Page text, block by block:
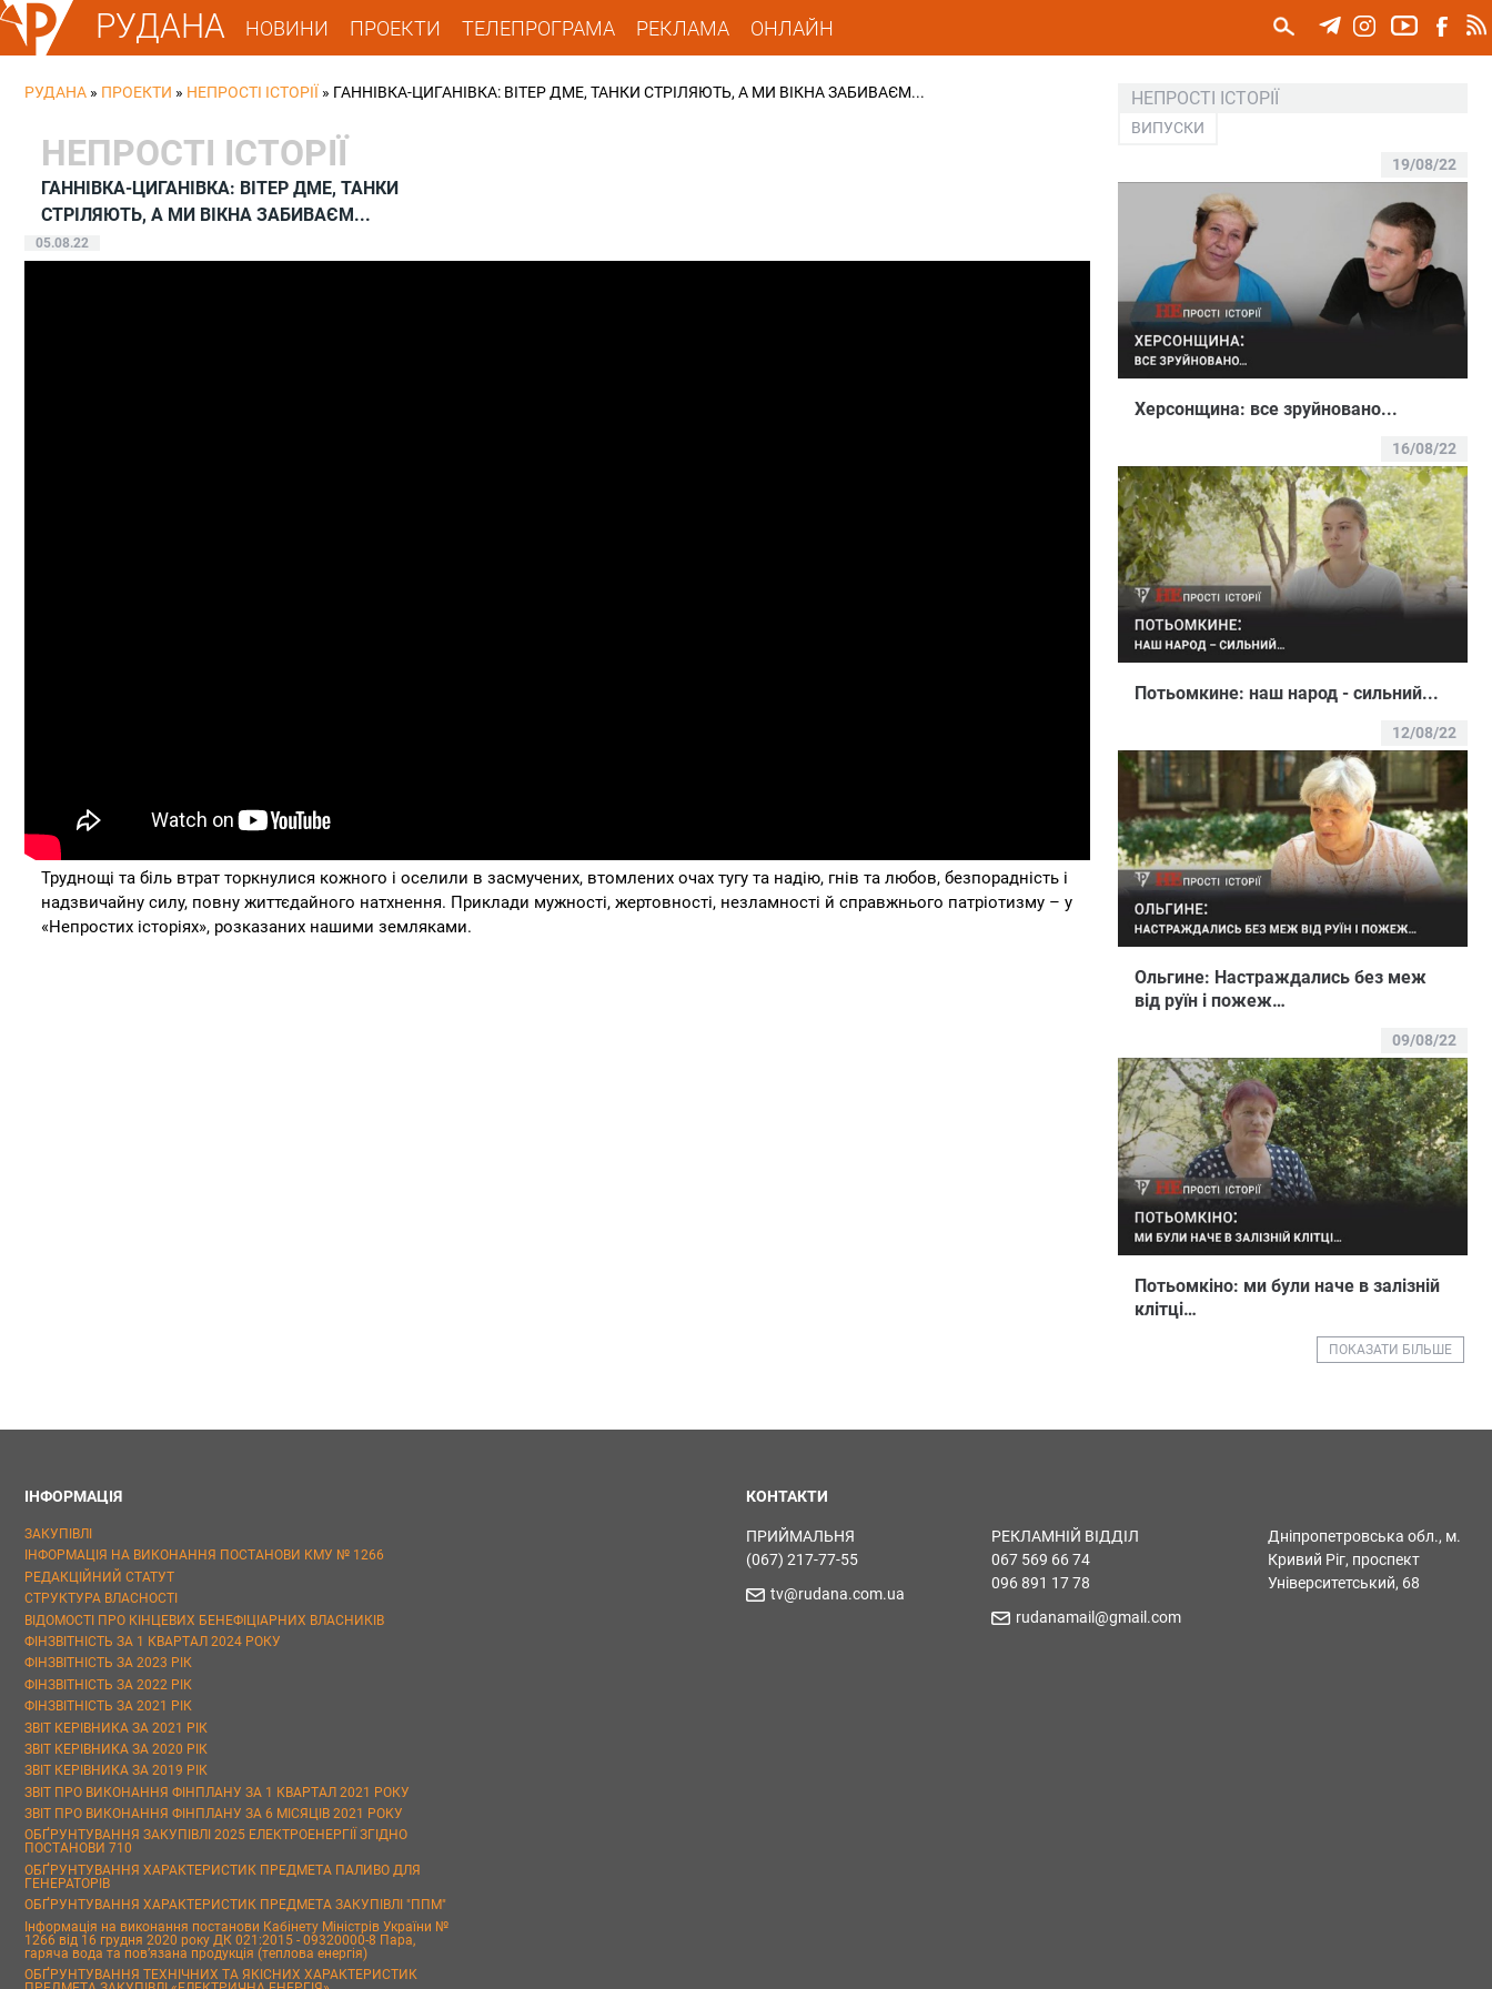
РУДАНА НОВИНИ ПРОЕКТИ ТЕЛЕПРОГРАМА РЕКЛАМА ОНЛАЙН
РУДАНА » ПРОЕКТИ » НЕПРОСТІ ІСТОРІЇ » ГАННІВКА-ЦИГАНІВКА: ВІТЕР ДМЕ, ТАНКИ СТРІЛЯЮТЬ, А МИ ВІКНА ЗАБИВАЄМ...
НЕПРОСТІ ІСТОРІЇ
ГАННІВКА-ЦИГАНІВКА: ВІТЕР ДМЕ, ТАНКИ
СТРІЛЯЮТЬ, А МИ ВІКНА ЗАБИВАЄМ...
05.08.22
Труднощі та біль втрат торкнулися кожного і оселили в засмучених, втомлених очах тугу та надію, гнів та любов, безпорадність і
надзвичайну силу, повну життєдайного натхнення. Приклади мужності, жертовності, незламності й справжнього патріотизму – у
«Непростих історіях», розказаних нашими земляками.
НЕПРОСТІ ІСТОРІЇ
ВИПУСКИ
19/08/22
Херсонщина: все зруйновано...
16/08/22
Потьомкине: наш народ - сильний...
12/08/22
Ольгине: Настраждались без меж
від руїн і пожеж…
09/08/22
Потьомкіно: ми були наче в залізній
клітці…
ПОКАЗАТИ БІЛЬШЕ
ІНФОРМАЦІЯ
ЗАКУПІВЛІ
ІНФОРМАЦІЯ НА ВИКОНАННЯ ПОСТАНОВИ КМУ № 1266
РЕДАКЦІЙНИЙ СТАТУТ
СТРУКТУРА ВЛАСНОСТІ
ВІДОМОСТІ ПРО КІНЦЕВИХ БЕНЕФІЦІАРНИХ ВЛАСНИКІВ
ФІНЗВІТНІСТЬ ЗА 1 КВАРТАЛ 2024 РОКУ
ФІНЗВІТНІСТЬ ЗА 2023 РІК
ФІНЗВІТНІСТЬ ЗА 2022 РІК
ФІНЗВІТНІСТЬ ЗА 2021 РІК
ЗВІТ КЕРІВНИКА ЗА 2021 РІК
ЗВІТ КЕРІВНИКА ЗА 2020 РІК
ЗВІТ КЕРІВНИКА ЗА 2019 РІК
ЗВІТ ПРО ВИКОНАННЯ ФІНПЛАНУ ЗА 1 КВАРТАЛ 2021 РОКУ
ЗВІТ ПРО ВИКОНАННЯ ФІНПЛАНУ ЗА 6 МІСЯЦІВ 2021 РОКУ
ОБҐРУНТУВАННЯ ЗАКУПІВЛІ 2025 ЕЛЕКТРОЕНЕРГІЇ ЗГІДНО
ПОСТАНОВИ 710
ОБҐРУНТУВАННЯ ХАРАКТЕРИСТИК ПРЕДМЕТА ПАЛИВО ДЛЯ
ГЕНЕРАТОРІВ
ОБҐРУНТУВАННЯ ХАРАКТЕРИСТИК ПРЕДМЕТА ЗАКУПІВЛІ "ППМ"
Інформація на виконання постанови Кабінету Міністрів України №
1266 від 16 грудня 2020 року ДК 021:2015 - 09320000-8 Пара,
гаряча вода та пов’язана продукція (теплова енергія)
ОБҐРУНТУВАННЯ ТЕХНІЧНИХ ТА ЯКІСНИХ ХАРАКТЕРИСТИК
КОНТАКТИ
ПРИЙМАЛЬНЯ
(067) 217-77-55
tv@rudana.com.ua
РЕКЛАМНІЙ ВІДДІЛ
067 569 66 74
096 891 17 78
rudanamail@gmail.com
Дніпропетровська обл., м.
Кривий Ріг, проспект
Університетський, 68